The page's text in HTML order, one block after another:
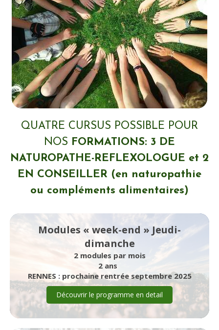
QUATRE CURSUS POSSIBLE POUR
NOS FORMATIONS: 3 DE
NATUROPATHE-REFLEXOLOGUE et 2
EN CONSEILLER (en naturopathie
ou compléments alimentaires)
Modules « week-end » Jeudi-
dimanche
2 modules par mois
2 ans
RENNES : prochaine rentrée septembre 2025
Découvrir le programme en detail